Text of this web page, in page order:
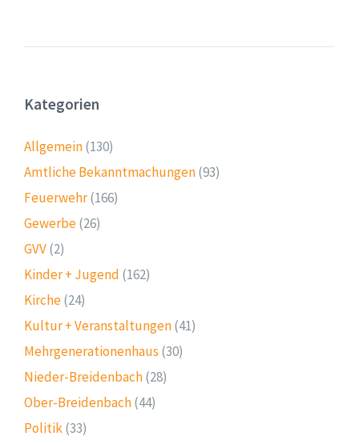
Kategorien
Allgemein(130)
Amtliche Bekanntmachungen(93)
Feuerwehr(166)
Gewerbe(26)
GVV(2)
Kinder + Jugend (162)
Kirche(24)
Kultur + Veranstaltungen(41)
Mehrgenerationenhaus (30)
Nieder-Breidenbach(28)
Ober-Breidenbach(44)
Politik(33)